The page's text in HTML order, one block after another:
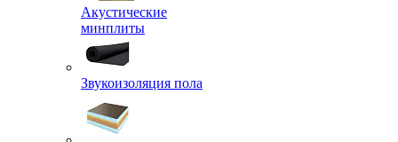
Акустические
минплиты
Звукоизоляция пола